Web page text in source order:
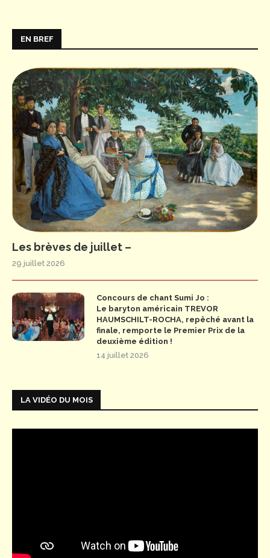
EN BREF
Les brèves de juillet –
29 juillet 2026
Concours de chant Sumi Jo :
Le baryton américain TREVOR
HAUMSCHILT-ROCHA, repêché avant la
finale, remporte le Premier Prix de la
deuxième édition !
14 juillet 2026
LA VIDÉO DU MOIS